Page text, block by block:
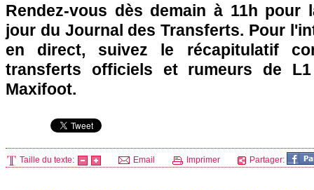
Rendez-vous dès demain à 11h pour
jour du Journal des Transferts. Pour
en direct, suivez le récapitulatif
transferts officiels et rumeurs de
Maxifoot.
Taille du texte: Email Imprimer Partager: